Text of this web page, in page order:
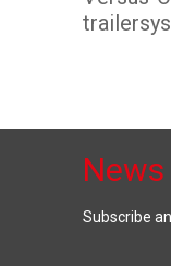
Subscribe